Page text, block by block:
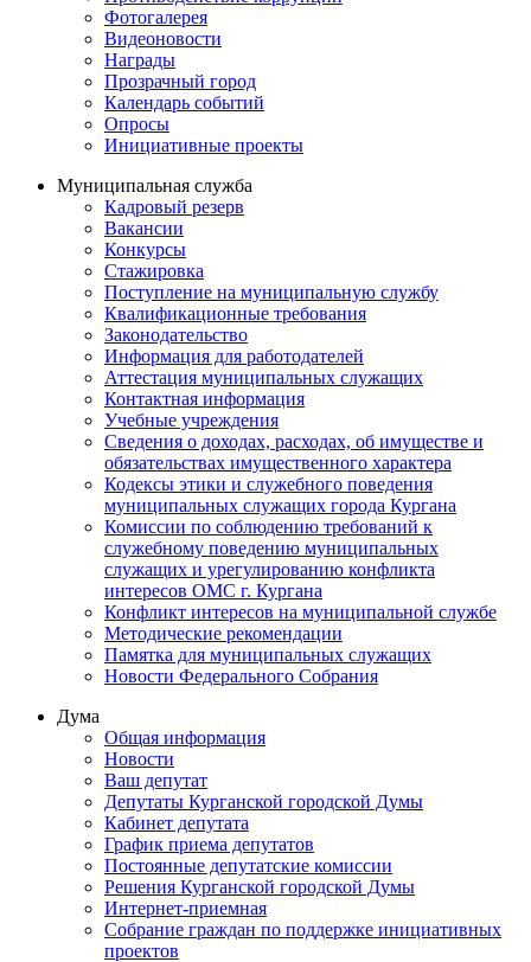
Фотогалерея
Видеоновости
Награды
Прозрачный город
Календарь событий
Опросы
Инициативные проекты
Муниципальная служба
Кадровый резерв
Вакансии
Конкурсы
Стажировка
Поступление на муниципальную службу
Квалификационные требования
Законодательство
Информация для работодателей
Аттестация муниципальных служащих
Контактная информация
Учебные учреждения
Сведения о доходах, расходах, об имуществе и
обязательствах имущественного характера
Кодексы этики и служебного поведения
муниципальных служащих города Кургана
Комиссии по соблюдению требований к
служебному поведению муниципальных
служащих и урегулированию конфликта
интересов ОМС г. Кургана
Конфликт интересов на муниципальной службе
Методические рекомендации
Памятка для муниципальных служащих
Новости Федерального Cобрания
Дума
Общая информация
Новости
Ваш депутат
Депутаты Курганской городской Думы
Кабинет депутата
График приема депутатов
Постоянные депутатские комиссии
Решения Курганской городской Думы
Интернет-приемная
Собрание граждан по поддержке инициативных
проектов